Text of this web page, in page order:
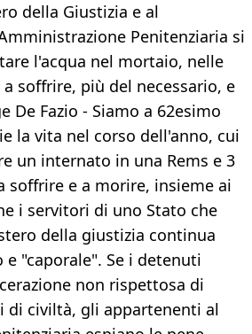
della Giustizia e al
Penitenziaria si
l'acqua nel mortaio, nelle
soffrire, più del necessario, e
De Fazio - Siamo a 62esimo
la vita nel corso dell'anno, cui
un internato in una Rems e 3
soffrire e a morire, insieme ai
i servitori di uno Stato che
della giustizia continua
"caporale". Se i detenuti
non rispettosa di
di civiltà, gli appartenenti al